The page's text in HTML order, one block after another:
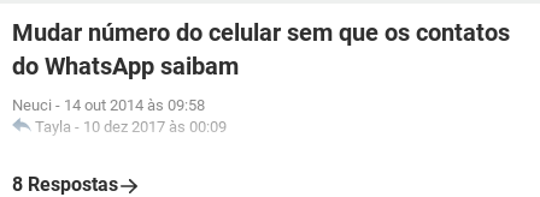
Mudar número do celular sem que os contatos
do WhatsApp saibam
Neuci - 14 out 2014 às 09:58
Tayla - 10 dez 2017 às 00:09
8 Respostas